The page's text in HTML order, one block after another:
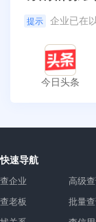
提示 企业已在
今日头条
快速导航
查企业
查老板
高级
批量